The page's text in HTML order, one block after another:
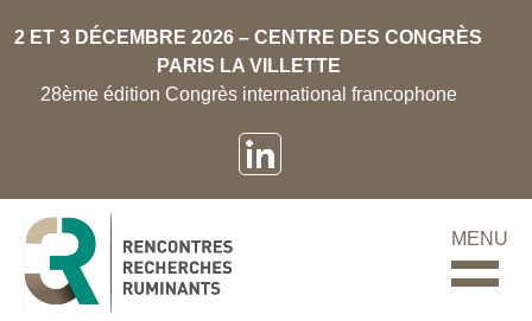
2 ET 3 DÉCEMBRE 2026 – CENTRE DES CONGRÈS
PARIS LA VILLETTE
28ème édition Congrès international francophone
MENU